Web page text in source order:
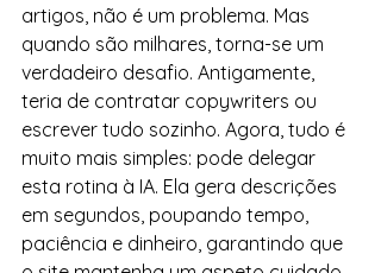
artigos, não é um problema. Mas
quando são milhares, torna-se um
verdadeiro desafio. Antigamente,
teria de contratar copywriters ou
escrever tudo sozinho. Agora, tudo é
muito mais simples: pode delegar
esta rotina à IA. Ela gera descrições
em segundos, poupando tempo,
paciência e dinheiro, garantindo que